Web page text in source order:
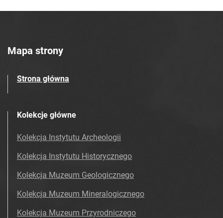
Mapa strony
Strona główna
Kolekcje główne
Kolekcja Instytutu Archeologii
Kolekcja Instytutu Historycznego
Kolekcja Muzeum Geologicznego
Kolekcja Muzeum Mineralogicznego
Kolekcja Muzeum Przyrodniczego